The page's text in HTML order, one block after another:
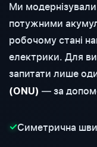
Ми модернізували
потужними
робочому стані
електрики. Для
запитати лише
(ONU) — за
✓Симетрична